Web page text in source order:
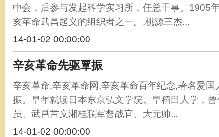
中会，后参与发起科学实习所，任总干事。1905
亥革命武昌起义的组织者之一。,桃源三杰...
14-01-02 00:00:00
辛亥革命先驱覃振
辛亥革命,辛亥革命网,辛亥革命百年纪念,著名爱
振。早年就读日本东京弘文学院、早稻田大学，
员、武昌首义湘桂联军督战官、大元帅...
14-01-02 00:00:00